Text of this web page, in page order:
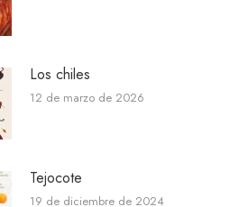
Los chiles
12 de marzo de 2026
Tejocote
19 de diciembre de 2024